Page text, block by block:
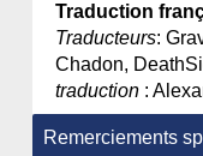
Traduction
Traducteurs:
Chadon,
traduction :
Remerciements